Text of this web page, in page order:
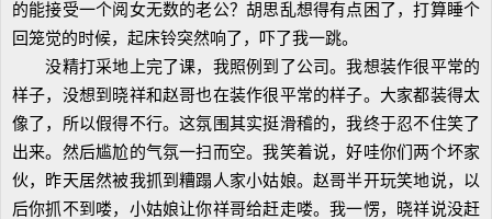
的能接受一个阅女无数的老公？胡思乱想得有点困了，打算睡个
回笼觉的时候，起床铃突然响了，吓了我一跳。
没精打采地上完了课，我照例到了公司。我想装作很平常的
样子，没想到晓祥和赵哥也在装作很平常的样子。大家都装得太
像了，所以假得不行。这氛围其实挺滑稽的，我终于忍不住笑了
出来。然后尴尬的气氛一扫而空。我笑着说，好哇你们两个坏家
伙，昨天居然被我抓到糟蹋人家小姑娘。赵哥半开玩笑地说，以
后你抓不到喽，小姑娘让你祥哥给赶走喽。我一愣，晓祥说没赶